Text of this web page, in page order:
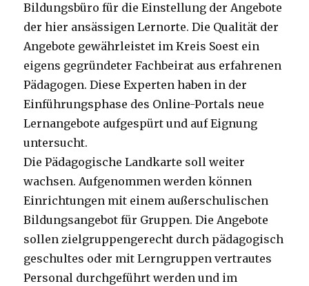
Bildungsbüro für die Einstellung der Angebote
der hier ansässigen Lernorte. Die Qualität der
Angebote gewährleistet im Kreis Soest ein
eigens gegründeter Fachbeirat aus erfahrenen
Pädagogen. Diese Experten haben in der
Einführungsphase des Online-Portals neue
Lernangebote aufgespürt und auf Eignung
untersucht.
Die Pädagogische Landkarte soll weiter
wachsen. Aufgenommen werden können
Einrichtungen mit einem außerschulischen
Bildungsangebot für Gruppen. Die Angebote
sollen zielgruppengerecht durch pädagogisch
geschultes oder mit Lerngruppen vertrautes
Personal durchgeführt werden und im